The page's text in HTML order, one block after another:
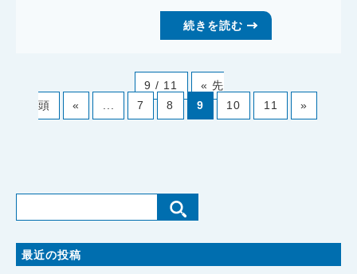
続きを読む
9 / 11
« 先
頭
« ... 7 8 9 10 11 »
最近の投稿